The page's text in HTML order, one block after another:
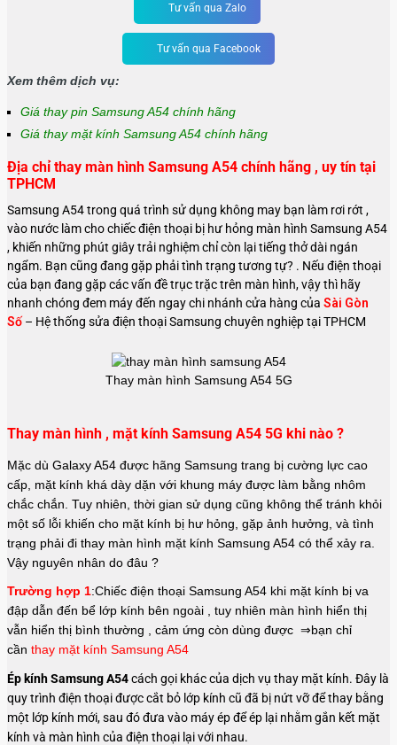
Tư vấn qua Zalo
Tư vấn qua Facebook
Xem thêm dịch vụ:
Giá thay pin Samsung A54 chính hãng
Giá thay mặt kính Samsung A54 chính hãng
Địa chỉ thay màn hình Samsung A54 chính hãng , uy tín tại
TPHCM
Samsung A54 trong quá trình sử dụng không may bạn làm rơi rớt ,
vào nước làm cho chiếc điện thoại bị hư hỏng màn hình Samsung A54
, khiến những phút giây trải nghiệm chỉ còn lại tiếng thở dài ngán
ngẩm. Bạn cũng đang gặp phải tình trạng tương tự? . Nếu điện thoại
của bạn đang gặp các vấn đề trục trặc trên màn hình, vậy thì hãy
nhanh chóng đem máy đến ngay chi nhánh cửa hàng của Sài Gòn
Số – Hệ thống sửa điện thoại Samsung chuyên nghiệp tại TPHCM
Thay màn hình Samsung A54 5G
Thay màn hình , mặt kính Samsung A54 5G khi nào ?
Mặc dù Galaxy A54 được hãng Samsung trang bị cường lực cao
cấp, mặt kính khá dày dặn với khung máy được làm bằng nhôm
chắc chắn. Tuy nhiên, thời gian sử dụng cũng không thể tránh khỏi
một số lỗi khiến cho mặt kính bị hư hỏng, gặp ảnh hưởng, và tình
trạng phải đi thay màn hình mặt kính Samsung A54 có thể xảy ra.
Vậy nguyên nhân do đâu ?
Trường hợp 1:Chiếc điện thoại Samsung A54 khi mặt kính bị va
đập dẫn đến bể lớp kính bên ngoài , tuy nhiên màn hình hiển thị
vẫn hiển thị bình thường , cảm ứng còn dùng được ⇒bạn chỉ
cần thay mặt kính Samsung A54
Ép kính Samsung A54cách gọi khác của dịch vụ thay mặt kính. Đây là
quy trình điện thoại được cắt bỏ lớp kính cũ đã bị nứt vỡ để thay bằng
một lớp kính mới, sau đó đưa vào máy ép để ép lại nhằm gắn kết mặt
kính và màn hình của điện thoại lại với nhau.